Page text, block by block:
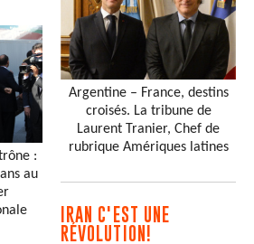
:
au
Argentine – France, destins
croisés. La tribune de
Laurent Tranier, Chef de
rubrique Amériques latines
IRAN C'EST UNE
RÉVOLUTION!